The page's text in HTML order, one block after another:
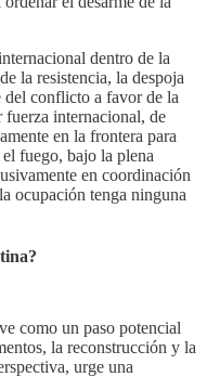
dentro de la
la resistencia, la despoja
del conflicto a favor de la
fuerza internacional, de
en la frontera para
fuego, bajo la plena
en coordinación
ocupación tenga ninguna
como un paso potencial
la reconstrucción y la
urge una